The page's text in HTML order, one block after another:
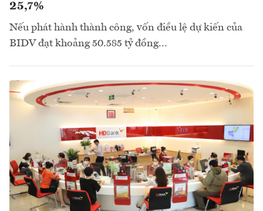
25,7%
Nếu phát hành thành công, vốn điều lệ dự kiến của
BIDV đạt khoảng 50.585 tỷ đồng...